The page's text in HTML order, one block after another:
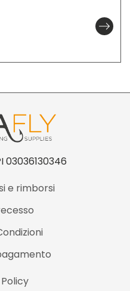
03036130346
e rimborsi